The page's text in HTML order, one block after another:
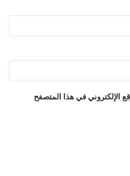
الإلكتروني في هذا المتصفح